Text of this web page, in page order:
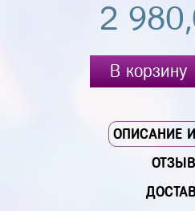
2
В корзину
ОПИСАНИЕ